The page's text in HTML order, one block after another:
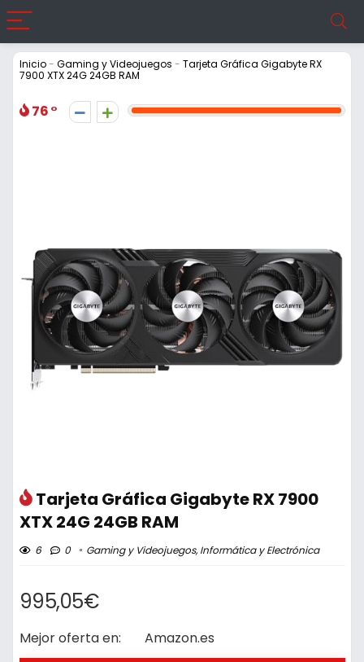
Inicio- Gaming y Videojuegos - Tarjeta Gráfica Gigabyte RX
7900 XTX 24G 24GB RAM
76
Tarjeta Gráfica Gigabyte RX 7900
XTX 24G 24GB RAM
6 0 Gaming y Videojuegos,Informática y Electrónica
995,05€
Mejor oferta en:
Amazon.es